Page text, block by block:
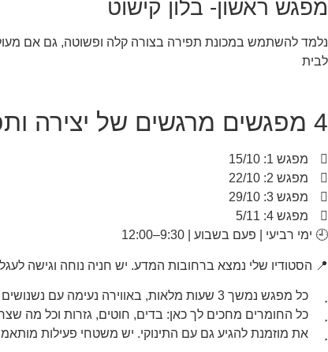
מפגש ראשון- בלון קישוט
נלמד להשתמש במכונת תפירה בצורה קלה ופשוטה, גם אם
לבית
4 מפגשים מרגשים של יצירה ותפירה:
מפגש 1: 15/10
מפגש 2: 22/10
מפגש 3: 29/10
מפגש 4: 5/11
🕘 ימי רביעי | פעם בשבוע | 9:30–12:00
📍 הסטודיו שלי נמצא ברחובות המדע. יש חניה נוחה וגישה
כל מפגש נמשך 3 שעות מלאות, באווירה נעימה עם נשנושים טעימים והפסקות מותאמות לאימהות בחל״ד.
כל החומרים מחכים לך כאן: בדים, חוטים, גזרות וכל מה
את מוזמנת להגיע גם עם התינוקי. יש משטחי פעילות